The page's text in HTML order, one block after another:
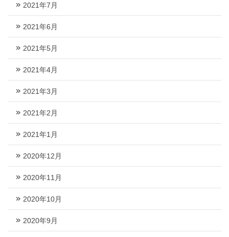
2021年7月
2021年6月
2021年5月
2021年4月
2021年3月
2021年2月
2021年1月
2020年12月
2020年11月
2020年10月
2020年9月